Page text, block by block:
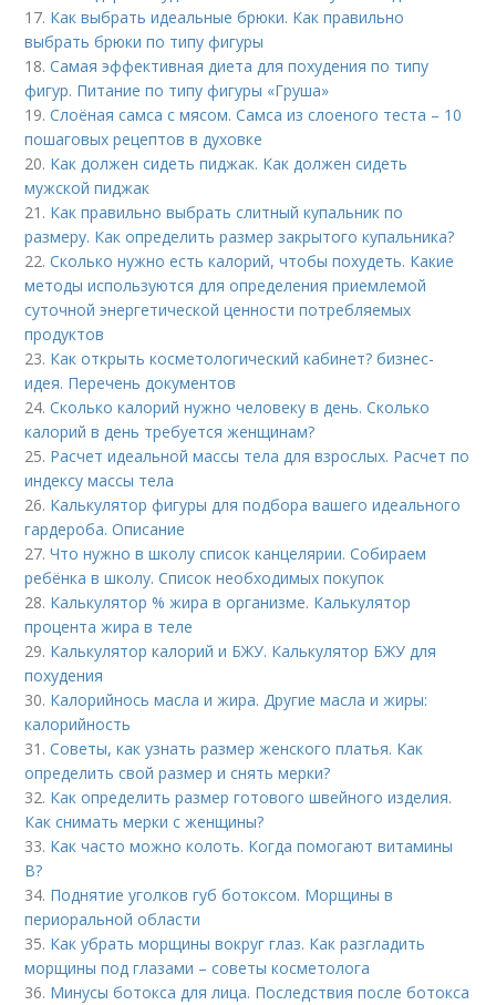
17. Как выбрать идеальные брюки. Как правильно
выбрать брюки по типу фигуры
18.Самая эффективная диета для похудения по типу
фигур. Питание по типу фигуры «Груша»
19.Слоёная самса с мясом. Самса из слоеного теста – 10
пошаговых рецептов в духовке
20. Как должен сидеть пиджак. Как должен сидеть
мужской пиджак
21. Как правильно выбрать слитный купальник по
размеру. Как определить размер закрытого купальника?
22.Сколько нужно есть калорий, чтобы похудеть. Какие
методы используются для определения приемлемой
суточной энергетической ценности потребляемых
продуктов
23. Как открыть косметологический кабинет? бизнес-
идея. Перечень документов
24.Сколько калорий нужно человеку в день. Сколько
калорий в день требуется женщинам?
25. Расчет идеальной массы тела для взрослых. Расчет по
индексу массы тела
26. Калькулятор фигуры для подбора вашего идеального
гардероба. Описание
27.Что нужно в школу список канцелярии. Собираем
ребёнка в школу. Список необходимых покупок
28. Калькулятор % жира в организме. Калькулятор
процента жира в теле
29. Калькулятор калорий и БЖУ. Калькулятор БЖУ для
похудения
30. Калорийнось масла и жира. Другие масла и жиры:
калорийность
31.Советы, как узнать размер женского платья. Как
определить свой размер и снять мерки?
32. Как определить размер готового швейного изделия.
Как снимать мерки с женщины?
33. Как часто можно колоть. Когда помогают витамины
B?
34. Поднятие уголков губ ботоксом. Морщины в
периоральной области
35. Как убрать морщины вокруг глаз. Как разгладить
морщины под глазами – советы косметолога
36. Минусы ботокса для лица. Последствия после ботокса